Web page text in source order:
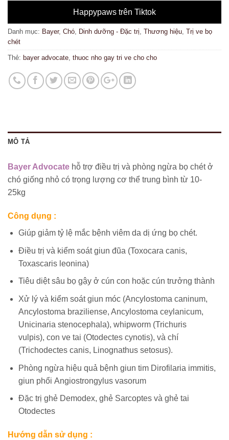
Happypaws trên Tiktok
Danh mục: Bayer, Chó, Dinh dưỡng - Đặc trị, Thương hiệu, Trị ve bọ
chét
Thẻ: bayer advocate, thuoc nho gay tri ve cho cho
MÔ TẢ
Bayer Advocate hỗ trợ điều trị và phòng ngừa bọ chét ở
chó giống nhỏ có trọng lượng cơ thể trung bình từ 10-
25kg
Công dụng :
Giúp giảm tỷ lệ mắc bệnh viêm da dị ứng bọ chét.
Điều trị và kiểm soát giun đũa (Toxocara canis,
Toxascaris leonina)
Tiêu diệt sâu bọ gậy ở cún con hoặc cún trưởng thành
Xử lý và kiểm soát giun móc (Ancylostoma caninum,
Ancylostoma braziliense, Ancylostoma ceylanicum,
Unicinaria stenocephala), whipworm (Trichuris
vulpis), con ve tai (Otodectes cynotis), và chí
(Trichodectes canis, Linognathus setosus).
Phòng ngừa hiệu quả bệnh giun tim Dirofilaria immitis,
giun phổi Angiostrongylus vasorum
Đặc trị ghẻ Demodex, ghẻ Sarcoptes và ghẻ tai
Otodectes
Hướng dẫn sử dụng :